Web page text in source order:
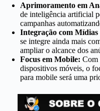
Aprimoramento em
de inteligência artificial
campanhas
Integração com Mídias
se integre ainda mais
ampliar o alcance dos
Focus em Mobile: Com
dispositivos móveis, o
para mobile será uma